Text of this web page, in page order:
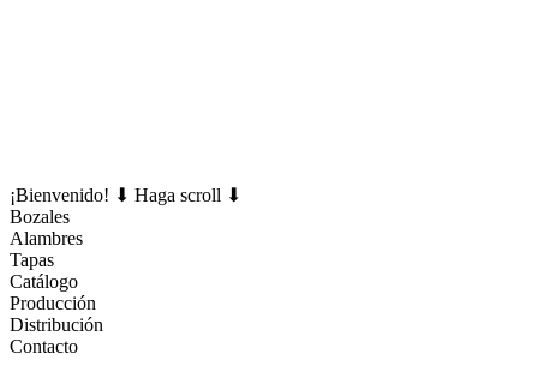
¡Bienvenido! ⬇ Haga scroll ⬇
Bozales
Alambres
Tapas
Catálogo
Producción
Distribución
Contacto